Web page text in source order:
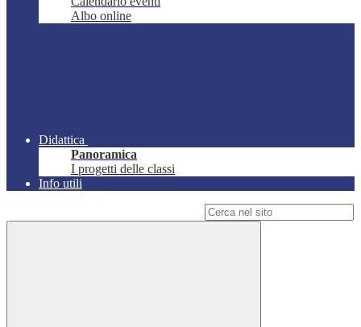
Albo online
Didattica
Panoramica
I progetti delle classi
Info utili